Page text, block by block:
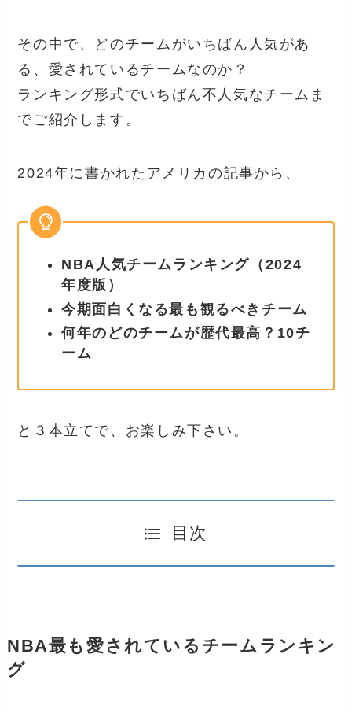
その中で、どのチームがいちばん人気があ
る、愛されているチームなのか？
ランキング形式でいちばん不人気なチームま
でご紹介します。
2024年に書かれたアメリカの記事から、
NBA人気チームランキング（2024
年度版）
今期面白くなる最も観るべきチーム
何年のどのチームが歴代最高？10チ
ーム
と３本立てで、お楽しみ下さい。
目次
NBA最も愛されているチームランキン
グ